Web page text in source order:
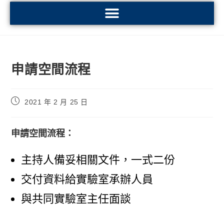
申請空間流程
2021 年 2 月 25 日
申請空間流程：
主持人備妥相關文件，一式二份
交付資料給實驗室承辦人員
與共同實驗室主任面談